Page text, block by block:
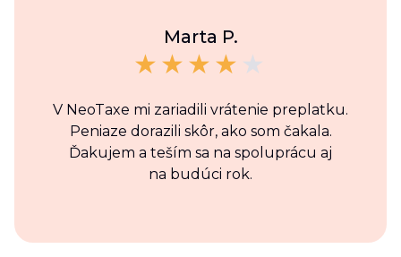
Marta P.
V NeoTaxe mi zariadili vrátenie preplatku.
Peniaze dorazili skôr, ako som čakala.
Ďakujem a teším sa na spoluprácu aj
na budúci rok.